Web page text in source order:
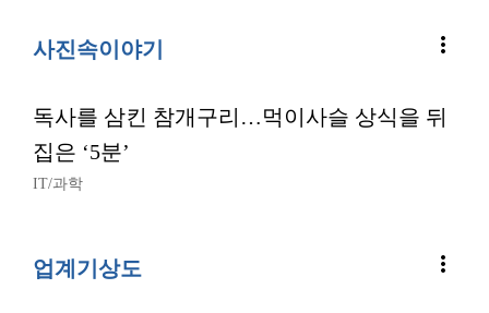
사진속이야기 more_vert
독사를 삼킨 참개구리…먹이사슬 상식을 뒤
집은 ‘5분’
IT/과학
업계기상도 more_vert